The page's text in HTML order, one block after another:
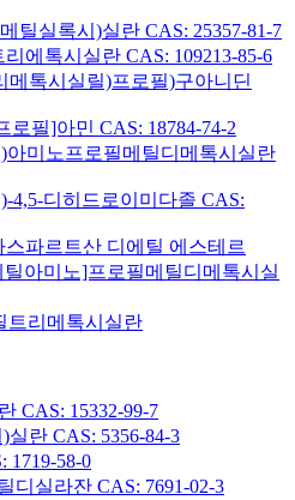
틸실록시)실란 CAS: 25357-81-7
에톡시실란 CAS: 109213-85-6
메톡시실릴)프로필)구아니딘
필]아민 CAS: 18784-74-2
미노프로필메틸디메톡시실란
4,5-디히드로이미다졸 CAS:
파르트산 디에틸 에스테르
아미노]프로필메틸디메톡시실
트리메톡시실란
CAS: 15332-99-7
란 CAS: 5356-84-3
1719-58-0
디실라잔 CAS: 7691-02-3